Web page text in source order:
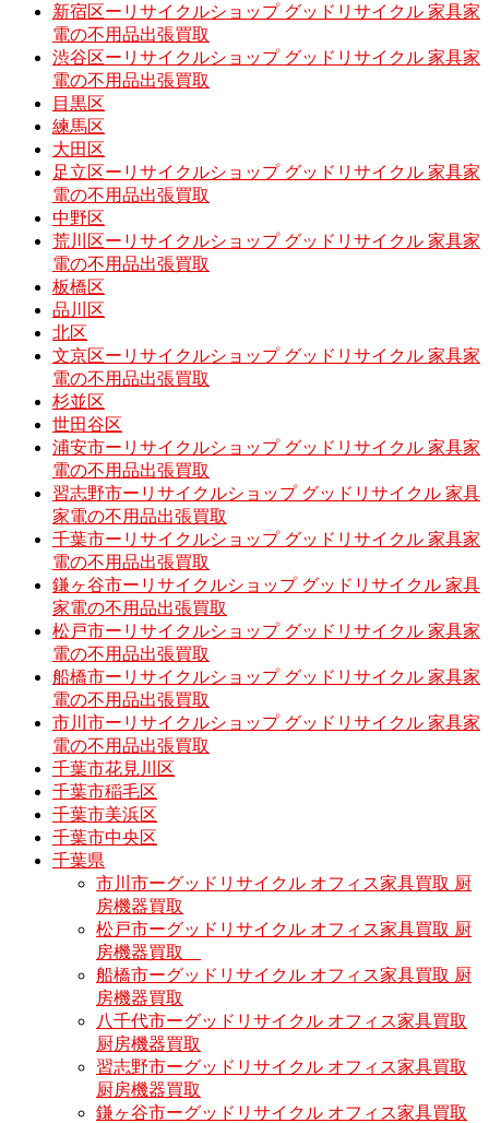
新宿区ーリサイクルショップ グッドリサイクル 家具家
電の不用品出張買取
渋谷区ーリサイクルショップ グッドリサイクル 家具家
電の不用品出張買取
目黒区
練馬区
大田区
足立区ーリサイクルショップ グッドリサイクル 家具家
電の不用品出張買取
中野区
荒川区ーリサイクルショップ グッドリサイクル 家具家
電の不用品出張買取
板橋区
品川区
北区
文京区ーリサイクルショップ グッドリサイクル 家具家
電の不用品出張買取
杉並区
世田谷区
浦安市ーリサイクルショップ グッドリサイクル 家具家
電の不用品出張買取
習志野市ーリサイクルショップ グッドリサイクル 家具
家電の不用品出張買取
千葉市ーリサイクルショップ グッドリサイクル 家具家
電の不用品出張買取
鎌ヶ谷市ーリサイクルショップ グッドリサイクル 家具
家電の不用品出張買取
松戸市ーリサイクルショップ グッドリサイクル 家具家
電の不用品出張買取
船橋市ーリサイクルショップ グッドリサイクル 家具家
電の不用品出張買取
市川市ーリサイクルショップ グッドリサイクル 家具家
電の不用品出張買取
千葉市花見川区
千葉市稲毛区
千葉市美浜区
千葉市中央区
千葉県
市川市ーグッドリサイクル オフィス家具買取 厨
房機器買取
松戸市ーグッドリサイクル オフィス家具買取 厨
房機器買取
船橋市ーグッドリサイクル オフィス家具買取 厨
房機器買取
八千代市ーグッドリサイクル オフィス家具買取
厨房機器買取
習志野市ーグッドリサイクル オフィス家具買取
厨房機器買取
鎌ヶ谷市ーグッドリサイクル オフィス家具買取